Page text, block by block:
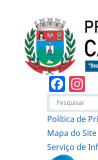
Política de
Mapa do Site
Serviço de